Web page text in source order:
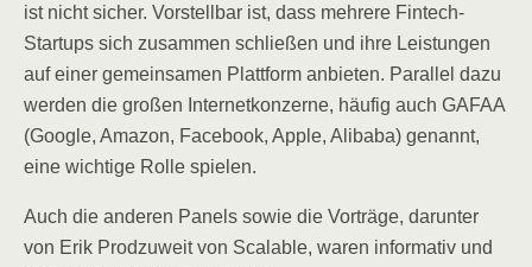
ist nicht sicher. Vor­stell­bar ist, dass meh­re­re Fin­tech-
Start­ups sich zusam­men schlie­ßen und ihre Leis­tun­gen
auf einer gemein­sa­men Platt­form anbie­ten. Par­al­lel dazu
wer­den die gro­ßen Inter­net­kon­zer­ne, häu­fig auch GAFAA
(Goog­le, Ama­zon, Face­book, Apple, Ali­baba) genannt,
eine wich­ti­ge Rol­le spielen.
Auch die ande­ren Panels sowie die Vor­trä­ge, dar­un­ter
von Erik Prod­zu­weit von Sca­lable, waren infor­ma­tiv und